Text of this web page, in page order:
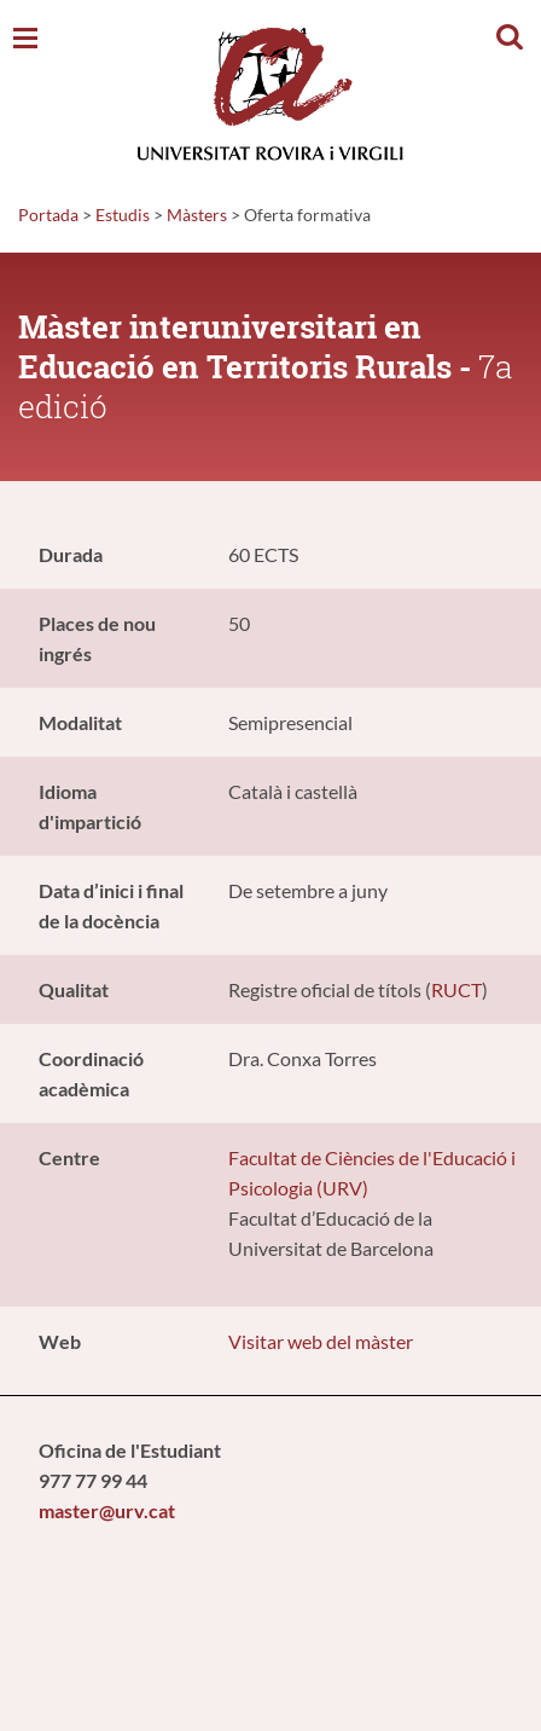
Portada > Estudis > Màsters > Oferta formativa
Màster interuniversitari en
Educació en Territoris Rurals - 7a
edició
Durada 60 ECTS
Places de nou
ingrés
50
Modalitat Semipresencial
Idioma
d'impartició
Català i castellà
Data d’inici i final
de la docència
De setembre a juny
Qualitat Registre oficial de títols (RUCT)
Coordinació
acadèmica
Dra. Conxa Torres
Centre
Facultat de Ciències de l'Educació i
Psicologia (URV)
Facultat d’Educació de la
Universitat de Barcelona
Web Visitar web del màster
Oficina de l'Estudiant
977 77 99 44
master@urv.cat